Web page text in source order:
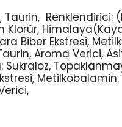
Taurin, Renklendirici:
Klorür,
Biber Ekstresi,
Aroma Verici,
Metilkobalamin.